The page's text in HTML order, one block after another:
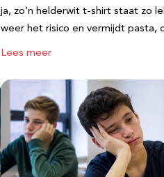
ja, zo’n helderwit t-shirt staat zo
weer het risico en vermijdt pasta,
Lees meer